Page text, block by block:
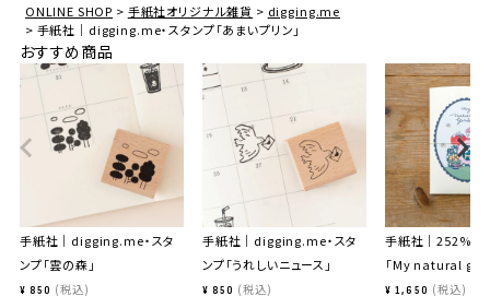
ONLINE SHOP
手紙社オリジナル雑貨
digging.me
手紙社｜digging.me・スタンプ「あまいプリン」
おすすめ商品
手紙社｜digging.me・スタ
ンプ「雲の森」
¥ 850 税込
手紙社｜digging.me・スタ
ンプ「うれしいニュース」
¥ 850 税込
手紙社｜252%・
「My natural
¥ 1,650 税込